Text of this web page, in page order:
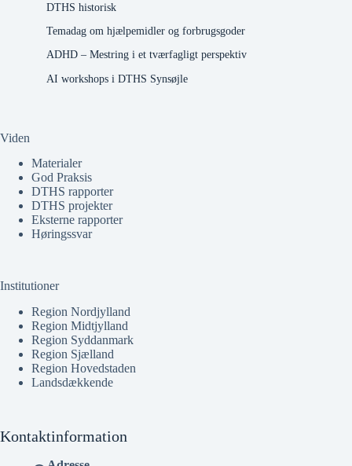
DTHS historisk
Temadag om hjælpemidler og forbrugsgoder
ADHD – Mestring i et tværfagligt perspektiv
AI workshops i DTHS Synsøjle
Viden
Materialer
God Praksis
DTHS rapporter
DTHS projekter
Eksterne rapporter
Høringssvar
Institutioner
Region Nordjylland
Region Midtjylland
Region Syddanmark
Region Sjælland
Region Hovedstaden
Landsdækkende
Kontaktinformation